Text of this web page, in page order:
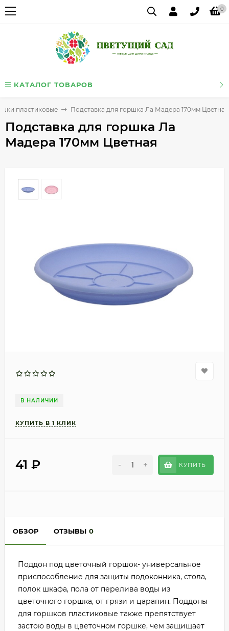
0
КАТАЛОГ ТОВАРОВ
пластиковые Подставка для горшка Ла Мадера 170мм Цветная
Подставка для горшка Ла
Мадера 170мм Цветная
В НАЛИЧИИ
41 ₽ - + КУПИТЬ
ОБЗОР ОТЗЫВЫ 0
Поддон под цветочный горшок- универсальное
приспособление для защиты подоконника, стола,
полок шкафа, пола от перелива воды из
цветочного горшка, от грязи и царапин. Поддоны
для горшков пластиковые также препятствует
застою воды в цветочном горшке, чем защищает